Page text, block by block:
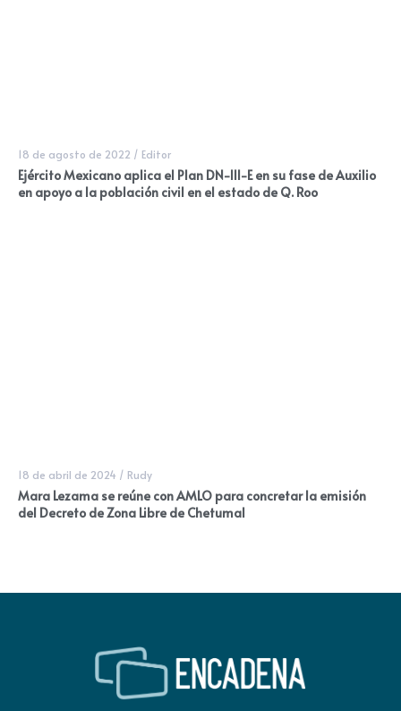
18 de agosto de 2022 / Editor
Ejército Mexicano aplica el Plan DN-III-E en su fase de Auxilio
en apoyo a la población civil en el estado de Q. Roo
18 de abril de 2024 / Rudy
Mara Lezama se reúne con AMLO para concretar la emisión
del Decreto de Zona Libre de Chetumal